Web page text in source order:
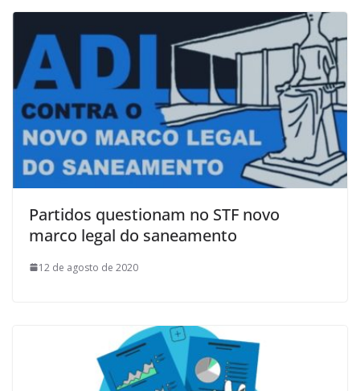
Partidos questionam no STF novo
marco legal do saneamento
12 de agosto de 2020